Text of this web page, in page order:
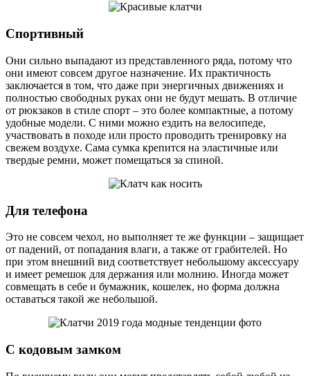
Спортивный
Они сильно выпадают из представленного ряда, потому что
они имеют совсем другое назначение. Их практичность
заключается в том, что даже при энергичных движениях и
полностью свободных руках они не будут мешать. В отличие
от рюкзаков в стиле спорт – это более компактные, а потому
удобные модели. С ними можно ездить на велосипеде,
участвовать в походе или просто проводить тренировку на
свежем воздухе. Сама сумка крепится на эластичные или
твердые ремни, может помещаться за спиной.
Для телефона
Это не совсем чехол, но выполняет те же функции – защищает
от падений, от попадания влаги, а также от грабителей. Но
при этом внешний вид соответствует небольшому аксессуару
и имеет ремешок для держания или молнию. Иногда может
совмещать в себе и бумажник, кошелек, но форма должна
оставаться такой же небольшой.
С кодовым замком